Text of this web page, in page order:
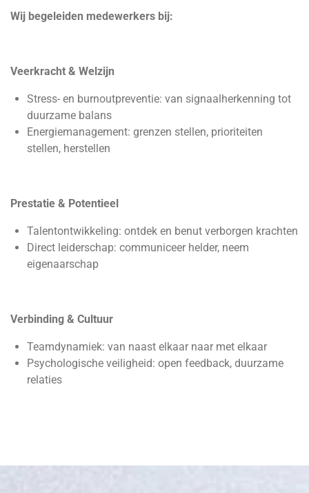
Wij begeleiden medewerkers bij:
Veerkracht & Welzijn
Stress- en burnoutpreventie: van signaalherkenning tot
duurzame balans
Energiemanagement: grenzen stellen, prioriteiten
stellen, herstellen
Prestatie & Potentieel
Talentontwikkeling: ontdek en benut verborgen krachten
Direct leiderschap: communiceer helder, neem
eigenaarschap
Verbinding & Cultuur
Teamdynamiek: van naast elkaar naar met elkaar
Psychologische veiligheid: open feedback, duurzame
relaties